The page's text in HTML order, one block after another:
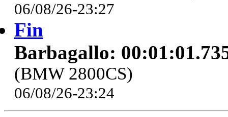
06/08/26-23:27
Fin
Barbagallo:
(BMW 2800CS)
06/08/26-23:24